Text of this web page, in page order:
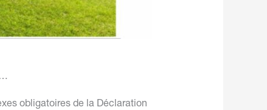
obligatoires de la Déclaration